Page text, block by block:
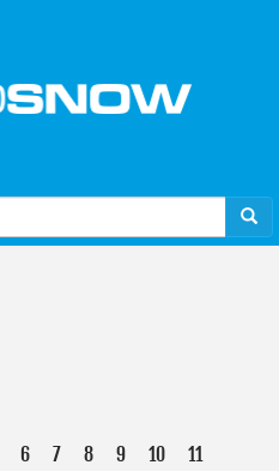
6 7 8 9 10
11